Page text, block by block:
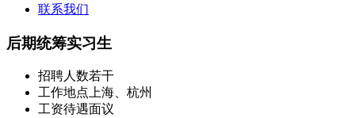
联系我们
后期统筹实习生
招聘人数若干
工作地点 上海、杭州
工资待遇面议